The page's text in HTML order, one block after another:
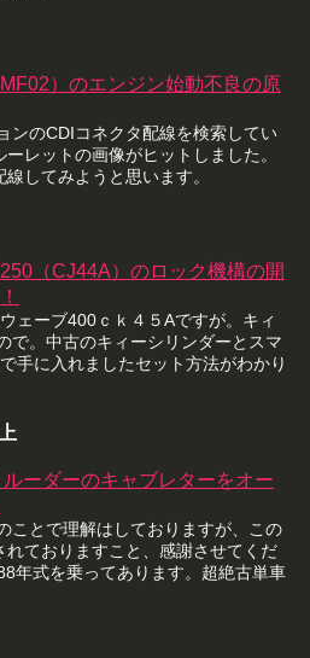
）のエンジン始動不良の原
ンのCDIコネクタ配線を検索してい
レットの画像がヒットしました。
してみようと思います。
（CJ44A）のロック機構の開
ェーブ400ｃｋ４５Aですが。キィ
で。中古のキィーシリンダーとスマ
手に入れましたセット方法がわかり
ーダーのキャブレターをオー
ことで理解はしておりますが、この
れておりますこと、感謝させてくだ
年式を乗ってあります。超絶古単車